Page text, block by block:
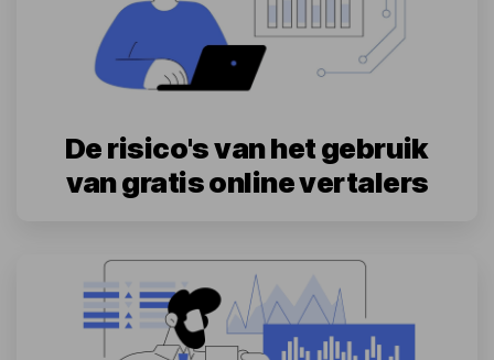
De risico's van het gebruik
van gratis online vertalers